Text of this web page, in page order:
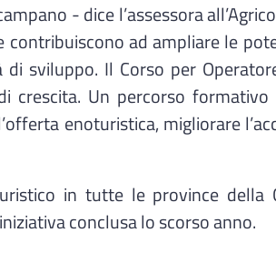
- dice l’assessora
ad ampliare le
sviluppo. Il Corso per
Un percorso
enoturistica, migliorare
in tutte le province della
conclusa lo scorso anno.